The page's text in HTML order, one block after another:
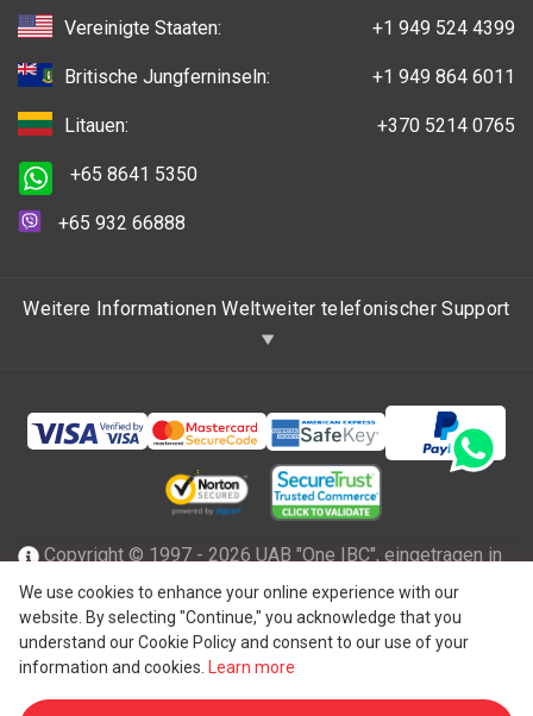
We use cookies to enhance your online experience with our
website. By selecting "Continue," you acknowledge that you
understand our Cookie Policy and consent to our use of your
information and cookies.
Learn more
Vereinigte Staaten: +1 949 524 4399
Britische Jungferninseln: +1 949 864 6011
Litauen: +370 5214 0765
+65 8641 5350
+65 932 66888
Weitere Informationen Weltweiter telefonischer Support
Copyright © 1997 - 2026 UAB "One IBC", eingetragen in
der Republik Litauen mit beschränkter Haftung und Mitglied
des One IBC Netzwerks einer unabhängigen und separaten
juristischen Person, die mit der One IBC
Limited"), einer Schweizer Einheit, verbunden ist. Alle